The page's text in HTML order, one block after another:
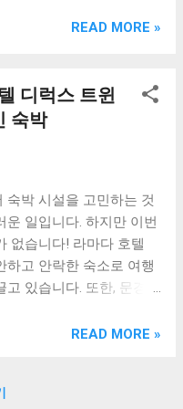
직 블루투스 키보드
K1000 일반형 블루투스
혜택을 놓치지 마세요.
놓치지 않도록 먼저 확
하나를 사더라도 종류
더 고민이 많을 수 밖에
과 가격 을 꼼꼼히 비교
해드릴게요. 특가상품 보
페어링 스마트폰 태블릿
500SB, 일반형, 블랙 유
READ MORE »
디럭스 트윈
숙박
숙박 시설을 고민하는 것
운 일입니다. 하지만 이번
없습니다! 라마다 호텔
하고 안락한 숙소로 여행
있습니다. 또한, 문경
원하는 분들께 추천드립
들에게 큰 장점을 제공합
READ MORE »